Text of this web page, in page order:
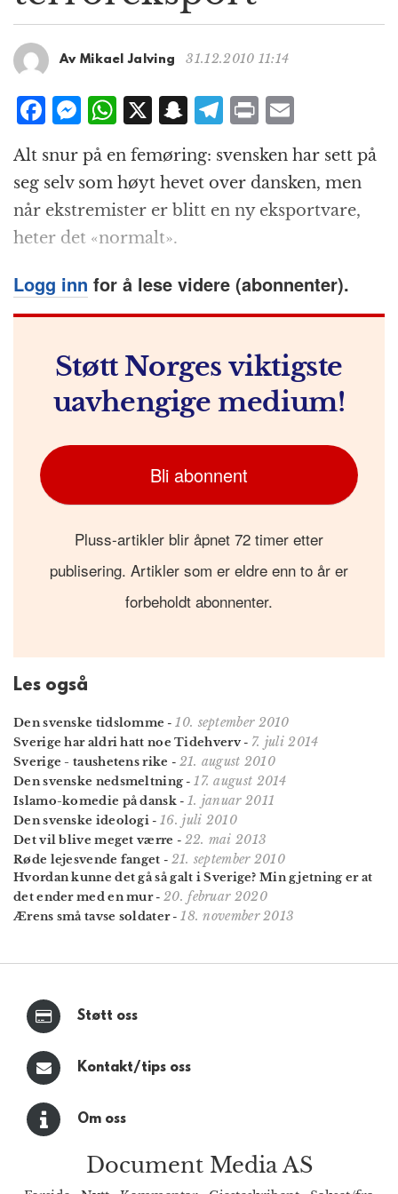
t
n
Av Mikael Jalving 31.12.2010 11:14
F
c
e
b
o
o
k
M
e
ss
e
n
g
e
r
W
h
at
s
A
p
p
X S
a
p
c
at
T
e
g
r
m
P
ri
n
t
m
ai
l
Alt snur på en femøring: svensken har sett på
seg selv som høyt hevet over dansken, men
når ekstremister er blitt en ny eksportvare,
heter det «normalt».
Logg inn for å lese videre (abonnenter).
Støtt Norges viktigste
uavhengige medium!
Bli abonnent
Pluss-artikler blir åpnet 72 timer etter
publisering. Artikler som er eldre enn to år er
forbeholdt abonnenter.
Les også
Den svenske tidslomme -10. september 2010
Sverige har aldri hatt noe Tidehverv- 7. juli 2014
Sverige - taushetens rike - 21. august 2010
Den svenske nedsmeltning -17. august 2014
Islamo-komedie på dansk- 1. januar 2011
Den svenske ideologi - 16. juli 2010
Det vil blive meget værre - 22. mai 2013
Røde lejesvende fanget - 21. september 2010
Hvordan kunne det gå så galt i Sverige? Min gjetning er at
det ender med en mur-20. februar 2020
Ærens små tavse soldater-18. november 2013
Støtt oss
Kontakt/tips oss
Om oss
Document Media AS